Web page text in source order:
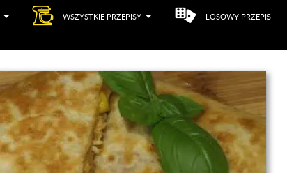
WSZYSTKIE PRZEPISY LOSOWY PRZEPIS